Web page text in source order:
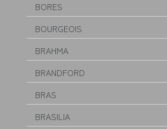
BORES
BOURGEOIS
BRAHMA
BRANDFORD
BRAS
BRASILIA